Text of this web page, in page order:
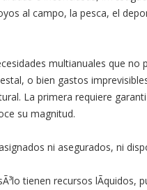
al campo, la pesca, el
multianuales que no
o bien gastos
La primera requiere
su magnitud.
ni asegurados, ni
tienen recursos lÃ­quidos,